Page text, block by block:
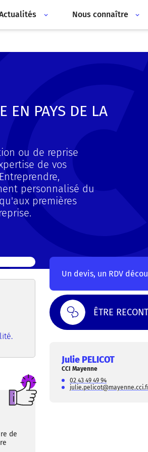
Nous connaître
EN PAYS DE LA
ou de reprise
de vos
personnalisé du
premières
de
Un devis, un RDV
ÊTRE
Julie PELICOT
CCI Mayenne
02 43 49 49 94